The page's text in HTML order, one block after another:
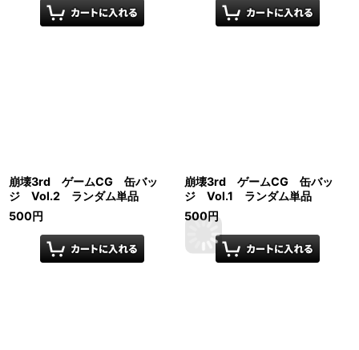
崩壊3rd ゲームCG 缶バッ
ジ Vol.2 ランダム単品
500円
崩壊3rd ゲームCG 缶バッ
ジ Vol.1 ランダム単品
500円